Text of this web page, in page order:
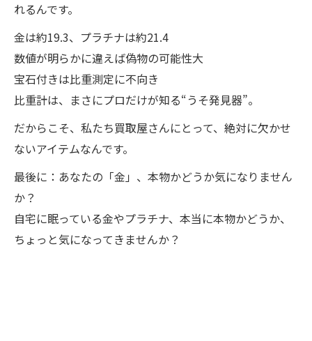
れるんです。
金は約19.3、プラチナは約21.4
数値が明らかに違えば偽物の可能性大
宝石付きは比重測定に不向き
比重計は、まさにプロだけが知る“うそ発見器”。
だからこそ、私たち買取屋さんにとって、絶対に欠かせ
ないアイテムなんです。
最後に：あなたの「金」、本物かどうか気になりません
か？
自宅に眠っている金やプラチナ、本当に本物かどうか、
ちょっと気になってきませんか？